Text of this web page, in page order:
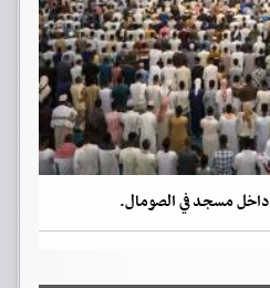
مسجد في الصومال.